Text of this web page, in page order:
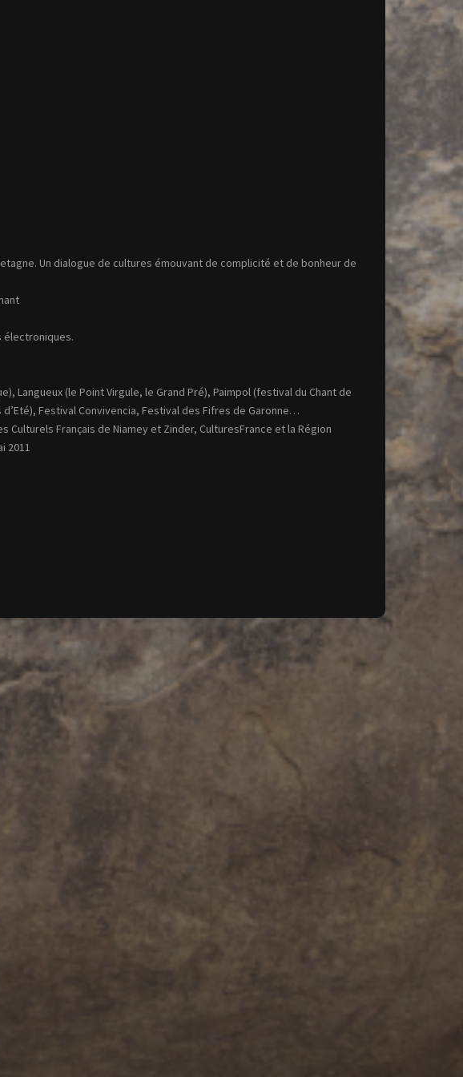
Un dialogue de cultures émouvant de complicité et de bonheur de
électroniques.
Langueux (le Point Virgule, le Grand Pré), Paimpol (festival du Chant de
Festival Convivencia, Festival des Fifres de Garonne…
Français de Niamey et Zinder, CulturesFrance et la Région
2011